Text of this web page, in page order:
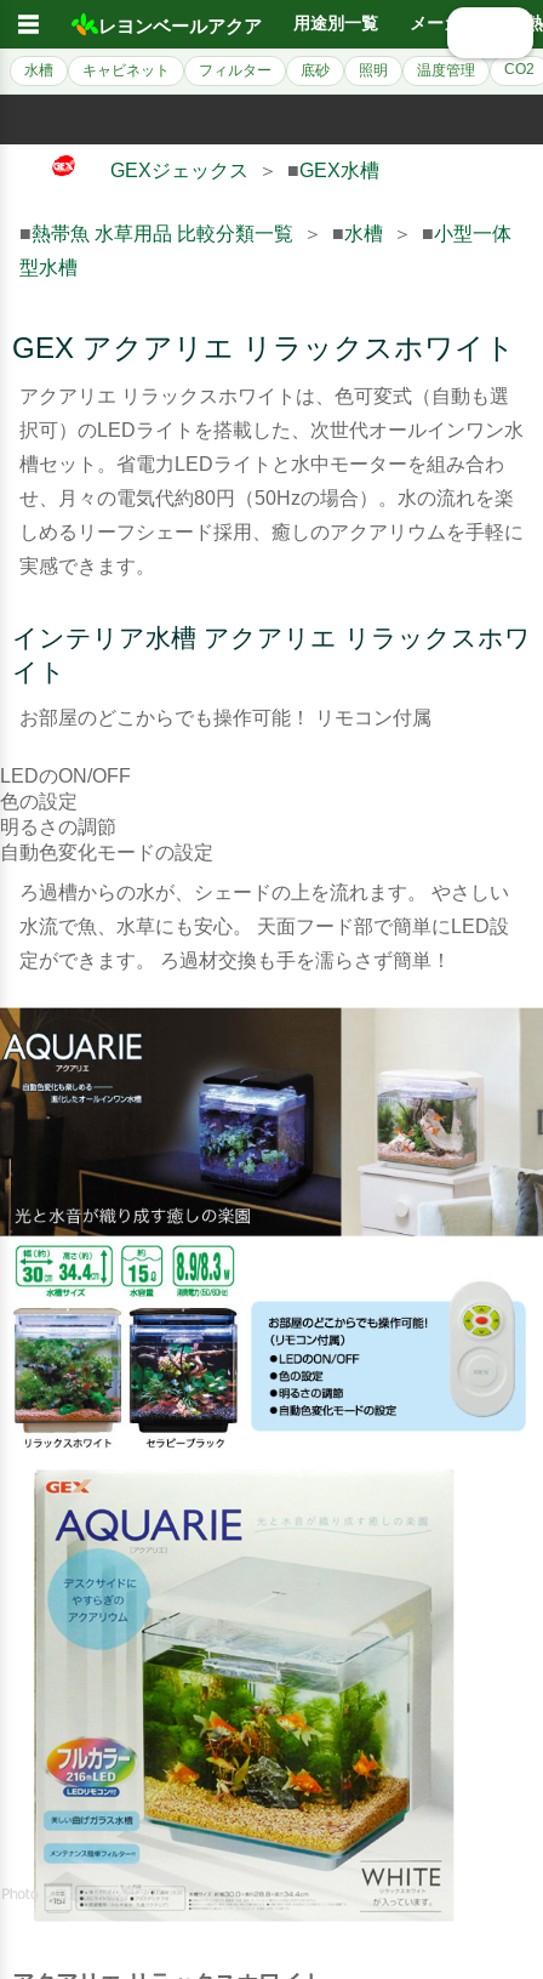
☰ レヨンベールアクア 用途別一覧 メーカー別
水槽 キャビネット フィルター 底砂 照明 温度管理 CO2
GEXジェックス ＞ ■GEX水槽
■熱帯魚 水草用品 比較分類一覧 ＞ ■水槽 ＞ ■小型一体
型水槽
GEX アクアリエ リラックスホワイト
アクアリエ リラックスホワイトは、色可変式（自動も選
択可）のLEDライトを搭載した、次世代オールインワン水
槽セット。省電力LEDライトと水中モーターを組み合わ
せ、月々の電気代約80円（50Hzの場合）。水の流れを楽
しめるリーフシェード採用、癒しのアクアリウムを手軽に
実感できます。
インテリア水槽 アクアリエ リラックスホワ
イト
お部屋のどこからでも操作可能！ リモコン付属
LEDのON/OFF
色の設定
明るさの調節
自動色変化モードの設定
ろ過槽からの水が、シェードの上を流れます。 やさしい
水流で魚、水草にも安心。 天面フード部で簡単にLED設
定ができます。 ろ過材交換も手を濡らさず簡単！